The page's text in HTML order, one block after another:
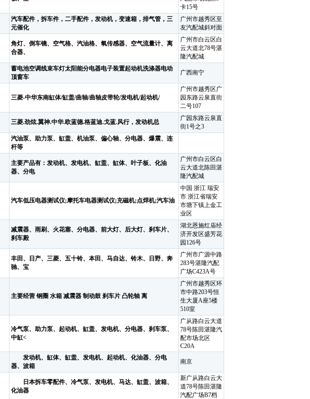
卡15号
汽车配件，拆车件，二手配件，发动机，变速箱，排气管，三
元催化
广州市越秀区至
友汽配城斜对面
角灯、倒车镜、空气格、汽油格、氧传感器、空气流量计、离
合器、
广州市白云区白
云大道北78号湛
隆汽配城
蓄电池空调线束车灯太阳能分电器电子装置起动机洗涤器电动
顶窗车
广西南宁
三菱-中华东南缸体/缸盖/曲轴/曲轴皮带轮/发电机/起动机/
广州市越秀区广
园东路云泉直街
二号107
三菱.劲炫.翼神.中华.欧蓝德.格蓝迪.戈蓝.风行，发动机总
广园东路云泉直
街1号之3
汽油泵、助力泵、缸盖、机油泵、偏心轴、分电器、爆震、连
杆等
主要产品有：发动机、发电机、缸盖、缸体、叶子板、化油
器、分电
广州市白云区白
云大道北陈田湛
隆汽配城
汽车低压电器测试仪;摩托车电器测试仪;充磁机;点焊机;汽车油
中国 浙江 瑞安
市 浙江省瑞安
市塘下镇上金工
业区
减震器、雨刷、火花塞、分电器、前大灯、后大灯、刹车片、
刹车殿
湖北恩施红庙经
济开发区盛芳花
园126号
丰田、日产、三菱、五十铃、本田、马自达、铃木、日野、奔
驰、宝
广州市广源中路
283号湛隆汽配
广场C423A号
主要经营 钢圈 水箱 减震器 制动鼓 刹车片 凸轮轴 离
广州市越秀区环
市中路203号恒
生大厦A座5楼
510室
冷气泵、助力泵、起动机、缸盖、发电机、分电器、刹车泵、
中缸<
广从路白云大道
78号陈田湛隆汽
配市场北区
C20A
发动机、缸体、缸盖、发电机、起动机、化油器、分电
器、波箱
南京
日本拆车零配件、冷气泵、发电机、马达、缸盖、波箱、
化油器
新广从路白云大
道78号陈田湛隆
汽配广场B7档